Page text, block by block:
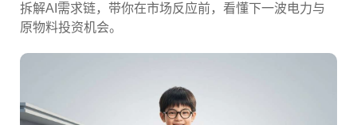
拆解AI需求链，带你在市场反应前，看懂下一波电力与
原物料投资机会。